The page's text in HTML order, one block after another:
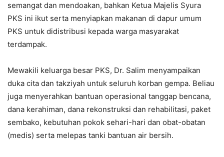
semangat dan mendoakan, bahkan Ketua Majelis Syura
PKS ini ikut serta menyiapkan makanan di dapur umum
PKS untuk didistribusi kepada warga masyarakat
terdampak.
Mewakili keluarga besar PKS, Dr. Salim menyampaikan
duka cita dan takziyah untuk seluruh korban gempa. Beliau
juga menyerahkan bantuan operasional tanggap bencana,
dana kerahiman, dana rekonstruksi dan rehabilitasi, paket
sembako, kebutuhan pokok sehari-hari dan obat-obatan
(medis) serta melepas tanki bantuan air bersih.